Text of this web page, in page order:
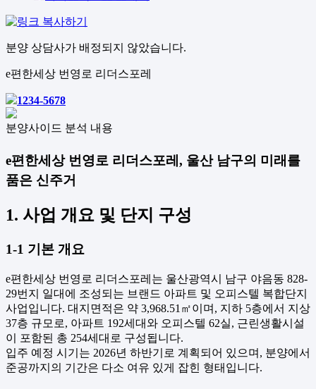
분양 상담사가 배정되지 않았습니다.
e편한세상 번영로 리더스포레
1234-5678
분양사이드 분석 내용
e편한세상 번영로 리더스포레, 울산 남구의 미래를
품은 신주거
1. 사업 개요 및 단지 구성
1-1 기본 개요
e편한세상 번영로 리더스포레는 울산광역시 남구 야음동 828-
29번지 일대에 조성되는 브랜드 아파트 및 오피스텔 복합단지
사업입니다. 대지면적은 약 3,968.51㎡이며, 지하 5층에서 지상
37층 규모로, 아파트 192세대와 오피스텔 62실, 근린생활시설
이 포함된 총 254세대로 구성됩니다.
입주 예정 시기는 2026년 하반기로 계획되어 있으며, 분양에서
준공까지의 기간은 다소 여유 있게 잡힌 형태입니다.